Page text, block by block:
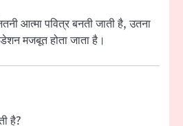
आत्मा पवित्र बनती जाती है, उतना
मजबूत होता जाता है।
है?